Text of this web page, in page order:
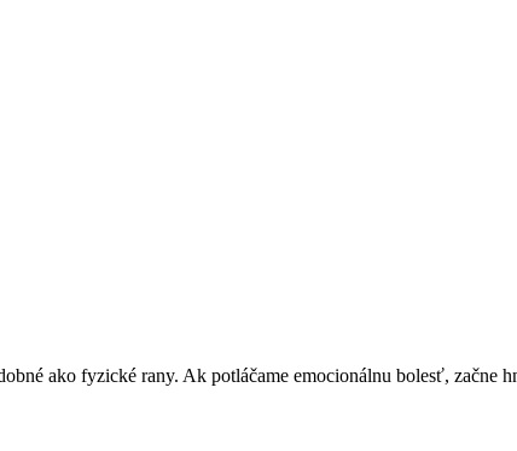
ako fyzické rany. Ak potláčame emocionálnu bolesť, začne